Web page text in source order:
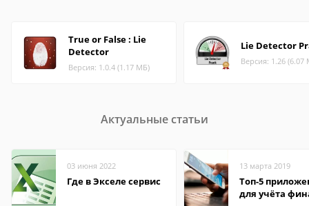
True or False : Lie
Detector
Версия: 1.0.4 (1.17 МБ)
Lie Detector
Версия: 1.26 (6.07
Актуальные статьи
03 июня 2022
Где в Экселе сервис
13 марта 2019
Топ-5
для учёта